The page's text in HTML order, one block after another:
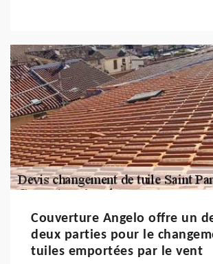
Couverture Angelo offre un
deux parties pour le
tuiles emportées par le vent